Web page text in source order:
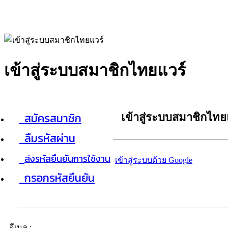
เข้าสู่ระบบสมาชิกไทยแวร์
สมัครสมาชิก
ลืมรหัสผ่าน
ส่งรหัสยืนยันการใช้งาน
กรอกรหัสยืนยัน
เข้าสู่ระบบสมาชิกไท
เข้าสู่ระบบด้วย Google